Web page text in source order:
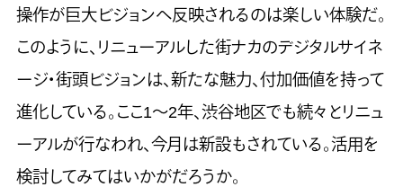
操作が巨大ビジョンへ反映されるのは楽しい体験だ。
このように、リニューアルした街ナカのデジタルサイネ
ージ・街頭ビジョンは、新たな魅力、付加価値を持って
進化している。ここ1～2年、渋谷地区でも続々とリニュ
ーアルが行なわれ、今月は新設もされている。活用を
検討してみてはいかがだろうか。